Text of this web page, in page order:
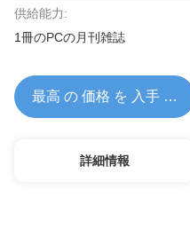
供給能力:
1冊のPCの月刊雑誌
最高 の 価格 を 入手 する
詳細情報